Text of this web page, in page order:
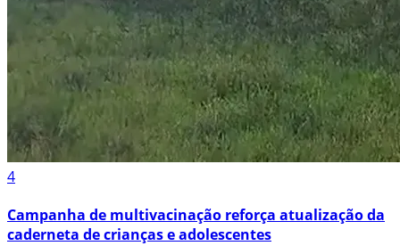
4
Campanha de multivacinação reforça atualização da
caderneta de crianças e adolescentes